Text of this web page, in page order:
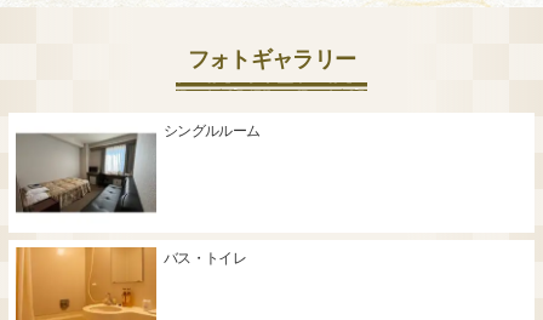
フォトギャラリー
シングルルーム
バス・トイレ